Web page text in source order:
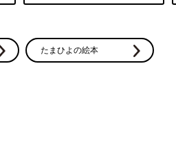
たまひよの絵本